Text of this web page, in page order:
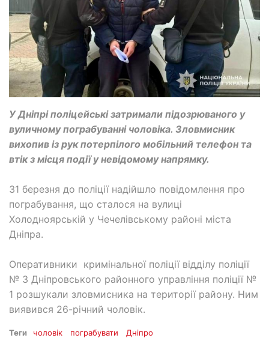
У Дніпрі поліцейські затримали підозрюваного у
вуличному пограбуванні чоловіка. Зловмисник
вихопив із рук потерпілого мобільний телефон та
втік з місця події у невідомому напрямку.
31 березня до поліції надійшло повідомлення про
пограбування, що сталося на вулиці
Холодноярській у Чечелівському районі міста
Дніпра.
Оперативники кримінальної поліції відділу поліції
№ 3 Дніпровського районного управління поліції №
1 розшукали зловмисника на території району. Ним
виявився 26-річний чоловік.
Теги чоловік пограбувати Дніпро